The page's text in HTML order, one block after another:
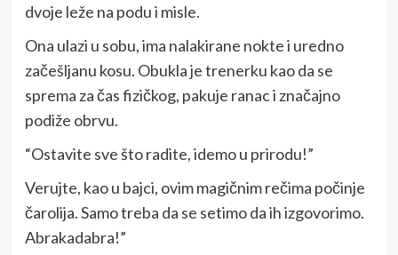
dvoje leže na podu i misle.
Ona ulazi u sobu, ima nalakirane nokte i uredno
začešljanu kosu. Obukla je trenerku kao da se
sprema za čas fizičkog, pakuje ranac i značajno
podiže obrvu.
“Ostavite sve što radite, idemo u prirodu!”
Verujte, kao u bajci, ovim magičnim rečima počinje
čarolija. Samo treba da se setimo da ih izgovorimo.
Abrakadabra!”